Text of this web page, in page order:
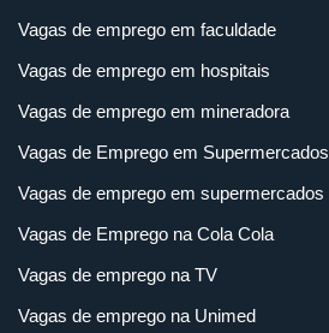
Vagas de emprego em faculdade
Vagas de emprego em hospitais
Vagas de emprego em mineradora
Vagas de Emprego em Supermercados
Vagas de emprego em supermercados
Vagas de Emprego na Cola Cola
Vagas de emprego na TV
Vagas de emprego na Unimed